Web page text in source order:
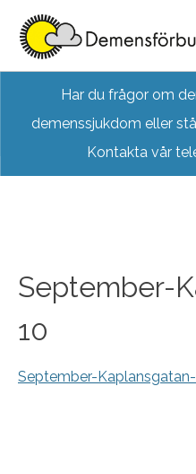
content
Har du frågor om
demenssjukdom eller
Kontakta vår
September-
10
September-